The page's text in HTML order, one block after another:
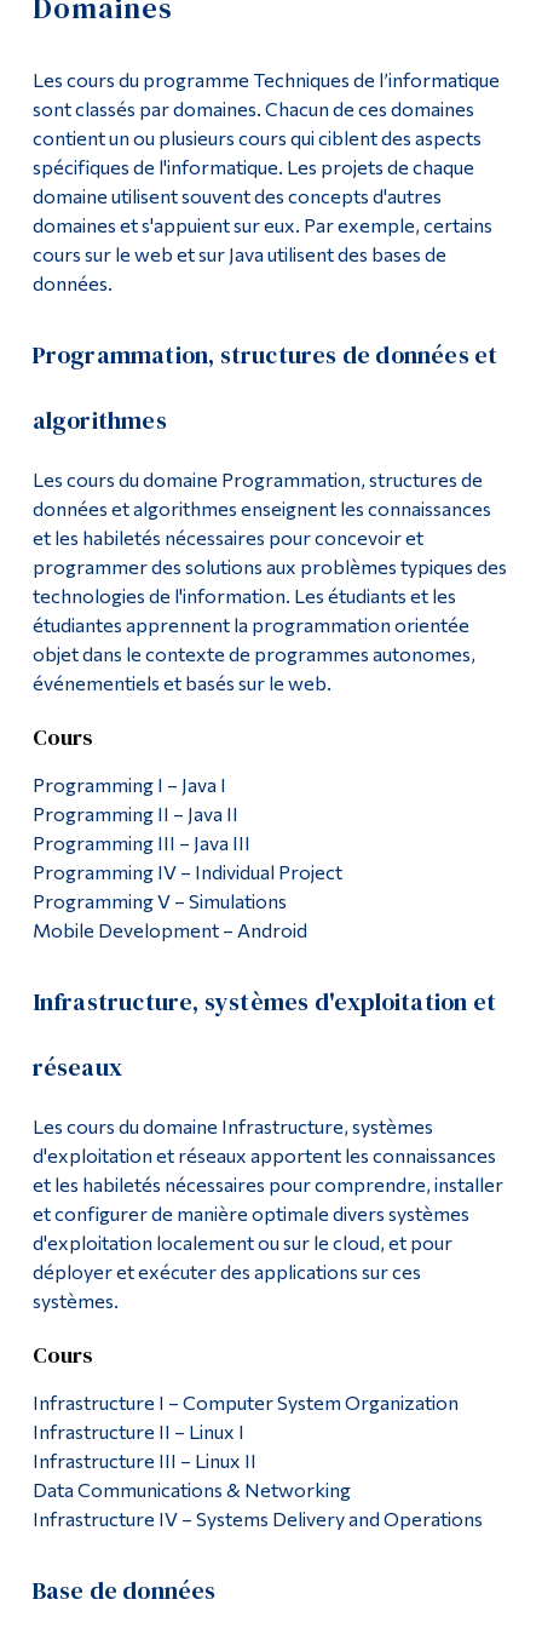
Cours
Liste de cours
Cours
Domaines
Cours complémentaires
Politiques du programme
Poursuivre la lecture
Les cours du programme Techniques de l’informatique
sont classés par domaines. Chacun de ces domaines
contient un ou plusieurs cours qui ciblent des aspects
spécifiques de l'informatique. Les projets de chaque
domaine utilisent souvent des concepts d'autres
domaines et s'appuient sur eux. Par exemple, certains
cours sur le web et sur Java utilisent des bases de
données.
Programmation, structures de données et
algorithmes
Les cours du domaine Programmation, structures de
données et algorithmes enseignent les connaissances
et les habiletés nécessaires pour concevoir et
programmer des solutions aux problèmes typiques des
technologies de l'information. Les étudiants et les
étudiantes apprennent la programmation orientée
objet dans le contexte de programmes autonomes,
événementiels et basés sur le web.
Cours
Programming I – Java I
Programming II – Java II
Programming III – Java III
Programming IV – Individual Project
Programming V – Simulations
Mobile Development – Android
Infrastructure, systèmes d'exploitation et
réseaux
Les cours du domaine Infrastructure, systèmes
d'exploitation et réseaux apportent les connaissances
et les habiletés nécessaires pour comprendre, installer
et configurer de manière optimale divers systèmes
d'exploitation localement ou sur le cloud, et pour
déployer et exécuter des applications sur ces
systèmes.
Cours
Infrastructure I – Computer System Organization
Infrastructure II – Linux I
Infrastructure III – Linux II
Data Communications & Networking
Infrastructure IV – Systems Delivery and Operations
Base de données
Liens
Menu principal
Programmes
Formation continue
Étudiants actuels
Corps enseignant et
personnel administratif
Diplômé·es et visiteur·euses